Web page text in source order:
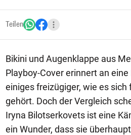
Teilen
Bikini und Augenklappe aus
Playboy-Cover erinnert an
einiges freizügiger, wie es sich
gehört. Doch der Vergleich
Iryna Bilotserkovets ist eine
ein Wunder, dass sie